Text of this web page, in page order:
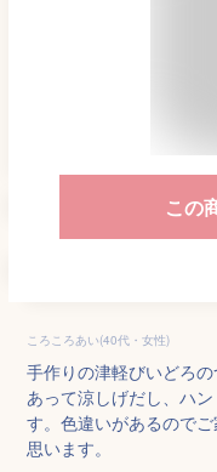
この
ころころあい(40代・女性)
手作りの津軽びいどろ
あって涼しげだし、ハ
す。色違いがあるので
思います。